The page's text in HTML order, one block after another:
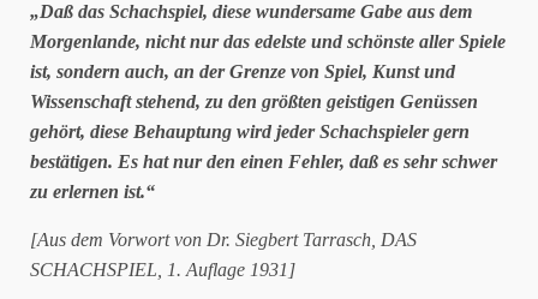
„Daß das Schachspiel, diese wundersame Gabe aus dem
Morgenlande, nicht nur das edelste und schönste aller Spiele
ist, sondern auch, an der Grenze von Spiel, Kunst und
Wissenschaft stehend, zu den größten geistigen Genüssen
gehört, diese Behauptung wird jeder Schachspieler gern
bestätigen. Es hat nur den einen Fehler, daß es sehr schwer
zu erlernen ist.“
[Aus dem Vorwort von Dr. Siegbert Tarrasch, DAS
SCHACHSPIEL, 1. Auflage 1931]